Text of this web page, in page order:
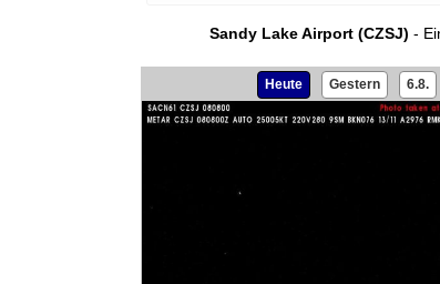
Sandy Lake Airport (CZSJ) -
Heute Gestern 6.8.